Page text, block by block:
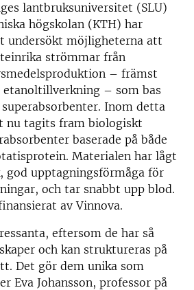
lantbruksuniversitet (SLU)
högskolan (KTH) har
undersökt möjligheterna att
strömmar från
– främst
etanoltillverkning – som bas
Inom detta
nu tagits fram biologiskt
baserade på både
Materialen har lågt
upptagningsförmåga för
och tar snabbt upp blod.
av Vinnova.
eftersom de har så
och kan struktureras på
Det gör dem unika som
Eva Johansson, professor på